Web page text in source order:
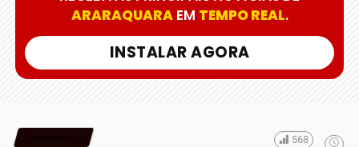
ARARAQUARAEM TEMPO REAL.
INSTALAR AGORA
568